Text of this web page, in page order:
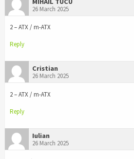
26 March 2025
2 – ATX / m-ATX
Reply
Cristian
26 March 2025
2 – ATX / m-ATX
Reply
Iulian
26 March 2025